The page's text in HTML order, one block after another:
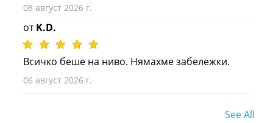
08 август 2026 г.
отK.D.
Всичко беше на ниво. Нямахме забележки.
06 август 2026 г.
See All